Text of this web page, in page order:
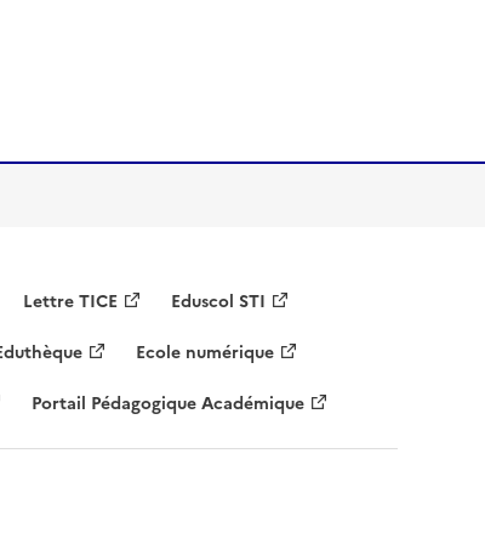
Lettre TICE
Eduscol STI
Ecole numérique
Portail Pédagogique Académique